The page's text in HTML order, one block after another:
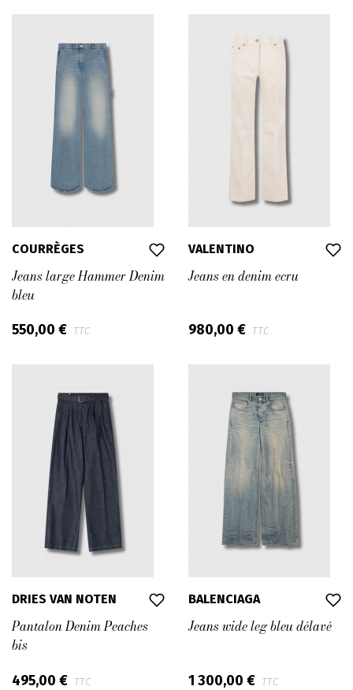
COURRÈGES
Jeans large Hammer Denim
bleu
550,00 € TTC
VALENTINO
Jeans en denim ecru
980,00 € TTC
DRIES VAN NOTEN
Pantalon Denim Peaches
bis
495,00 € TTC
BALENCIAGA
Jeans wide leg bleu délavé
1 300,00 € TTC